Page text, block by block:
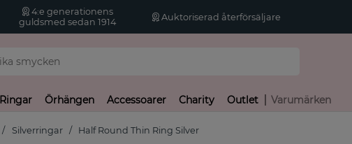
4:e generationens
guldsmed sedan 1914
Auktoriserad återförsäljare
Ringar Örhängen Accessoarer Charity Outlet Varumärken
Silverringar Half Round Thin Ring Silver